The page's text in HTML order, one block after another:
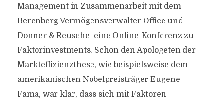
Management in Zusammenarbeit mit dem
Berenberg Vermögensverwalter Office und
Donner & Reuschel eine Online-Konferenz zu
Faktorinvestments. Schon den Apologeten der
Markteffizienzthese, wie beispielsweise dem
amerikanischen Nobelpreisträger Eugene
Fama, war klar, dass sich mit Faktoren